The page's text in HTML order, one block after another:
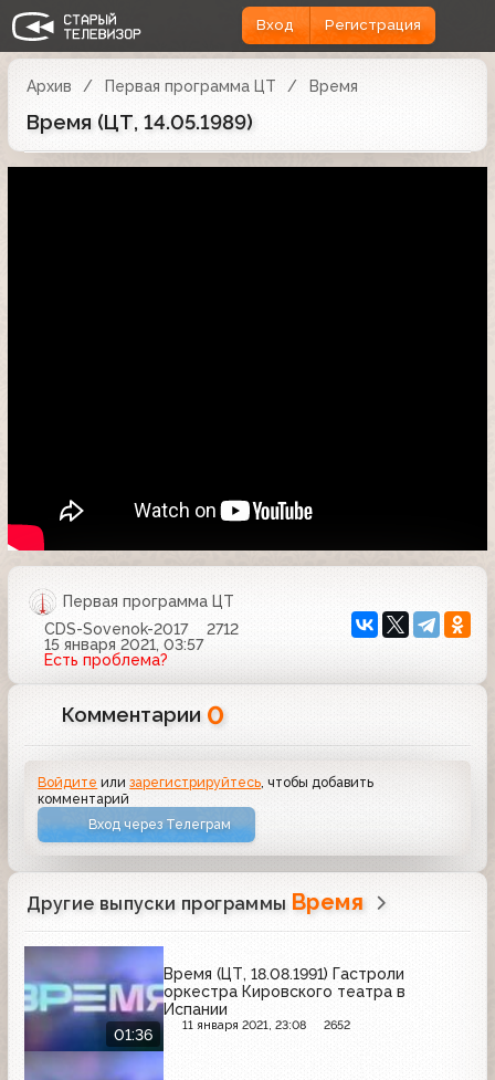
Вход Регистрация
Архив Первая программа ЦТ Время
Время (ЦТ, 14.05.1989)
Первая программа ЦТ
CDS-Sovenok-2017
2712
15 января 2021, 03:57
Есть проблема?
Комментарии 0
Войдите илизарегистрируйтесь , чтобы добавить
комментарий
Вход через Телеграм
Другие выпуски программы Время
01:36
Время (ЦТ, 18.08.1991) Гастроли
оркестра Кировского театра в
Испании
11 января 2021, 23:08 2652